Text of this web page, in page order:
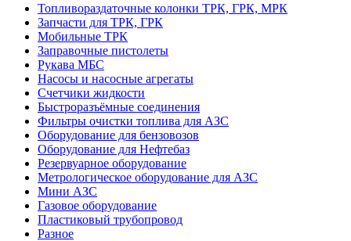
Топливораздаточные колонки ТРК, ГРК, МРК
Запчасти для ТРК, ГРК
Мобильные ТРК
Заправочные пистолеты
Рукава МБС
Насосы и насосные агрегаты
Счетчики жидкости
Быстроразъёмные соединения
Фильтры очистки топлива для АЗС
Оборудование для бензовозов
Оборудование для Нефтебаз
Резервуарное оборудование
Метрологическое оборудование для АЗС
Мини АЗС
Газовое оборудование
Пластиковый трубопровод
Разное